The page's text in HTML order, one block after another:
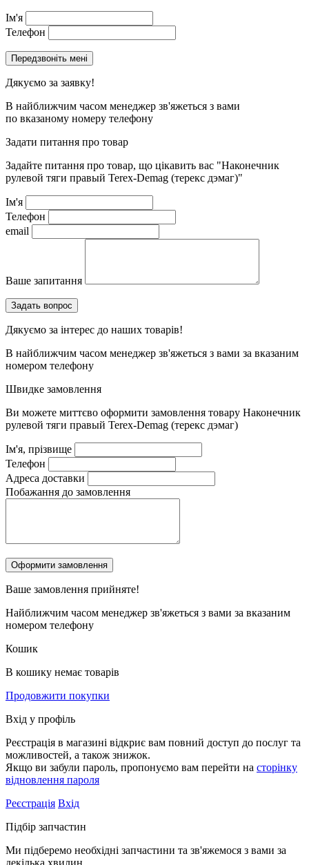
Ім'я
Телефон
Дякуємо за заявку!
В найближчим часом менеджер зв'яжеться з вами
по вказаному номеру телефону
Задати питання про товар
Задайте питання про товар, що цікавить вас "Наконечник
рулевой тяги правый Terex-Demag (терекс дэмаг)"
Ім'я
Телефон
email
Ваше запитання
Дякуємо за інтерес до наших товарів!
В найближчим часом менеджер зв'яжеться з вами за вказаним
номером телефону
Швидке замовлення
Ви можете миттєво оформити замовлення товару Наконечник
рулевой тяги правый Terex-Demag (терекс дэмаг)
Ім'я, прізвище
Телефон
Адреса доставки
Побажання до замовлення
Ваше замовлення прийняте!
Найближчим часом менеджер зв'яжеться з вами за вказаним
номером телефону
Кошик
В кошику немає товарів
Продовжити покупки
Вхід у профіль
Реєстрація в магазині відкриє вам повний доступ до послуг та
можливостей, а також знижок.
Якщо ви забули пароль, пропонуємо вам перейти на сторінку
відновлення пароля
Реєстрація Вхід
Підбір запчастин
Ми підберемо необхідні запчастини та зв'яжемося з вами за
декілька хвилин